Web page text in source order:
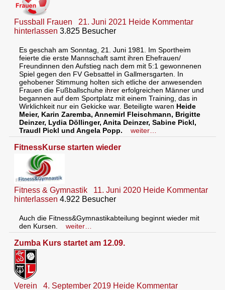
Fussball Frauen 21. Juni 2021 Heide Kommentar
hinterlassen 3.825 Besucher
Es geschah am Sonntag, 21. Juni 1981. Im Sportheim
feierte die erste Mannschaft samt ihren Ehefrauen/
Freundinnen den Aufstieg nach dem mit 5:1 gewonnenen
Spiel gegen den FV Gebsattel in Gallmersgarten. In
gehobener Stimmung holten sich etliche der anwesenden
Frauen die Fußballschuhe ihrer erfolgreichen Männer und
begannen auf dem Sportplatz mit einem Training, das in
Wirklichkeit nur ein Gekicke war. Beteiligte waren Heide
Meier, Karin Zaremba, Annemirl Fleischmann, Brigitte
Deinzer, Lydia Döllinger, Anita Deinzer, Sabine Pickl,
Traudl Pickl und Angela Popp.
weiter…
FitnessKurse starten wieder
Fitness & Gymnastik 11. Juni 2020 Heide Kommentar
hinterlassen 4.922 Besucher
Auch die Fitness&Gymnastikabteilung beginnt wieder mit
den Kursen.
weiter…
Zumba Kurs startet am 12.09.
Verein 4. September 2019 Heide Kommentar